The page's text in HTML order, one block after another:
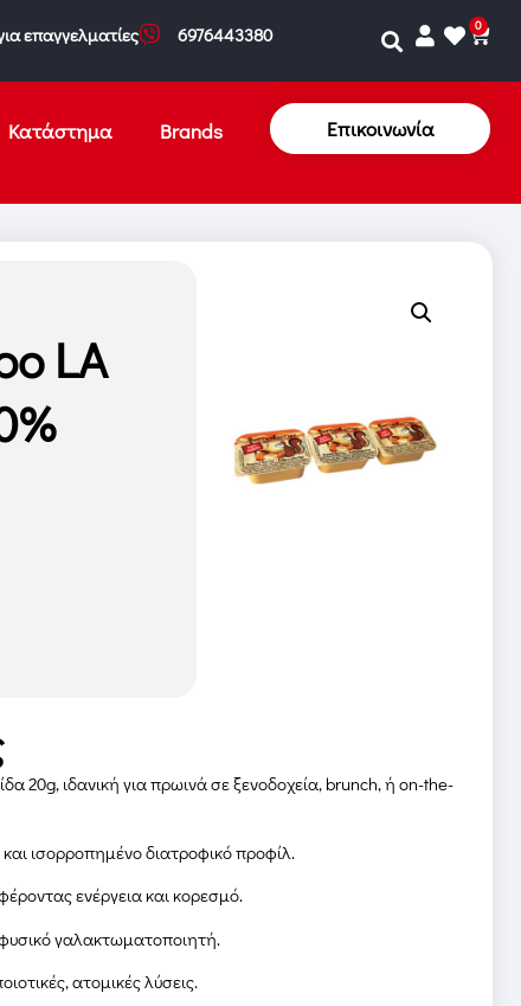
επαγγελματίες 6976443380 0
Κατάστημα Brands Επικοινωνία
LA
20g, ιδανική για πρωινά σε ξενοδοχεία, brunch, ή on-the-
ισορροπημένο διατροφικό προφίλ.
ενέργεια και κορεσμό.
γαλακτωματοποιητή.
ατομικές λύσεις.